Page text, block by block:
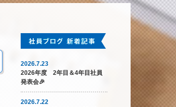
2026.7.23
2026年度 2年目＆4年目社員
発表会🎉
2026.7.22